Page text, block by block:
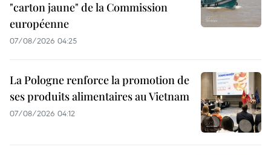
"carton jaune" de la Commission
européenne
07/08/2026 04:25
La Pologne renforce la promotion de
ses produits alimentaires au Vietnam
07/08/2026 04:12